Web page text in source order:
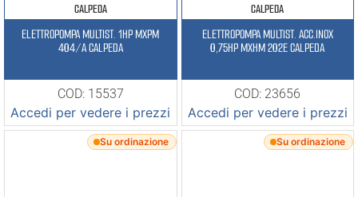
CALPEDA
ELETTROPOMPA MULTIST. 1HP MXPM
404/A CALPEDA
COD: 15537
Accedi per vedere i prezzi
CALPEDA
ELETTROPOMPA MULTIST. ACC.INOX
0,75HP MXHM 202E CALPEDA
COD: 23656
Accedi per vedere i prezzi
Su ordinazione Su ordinazione